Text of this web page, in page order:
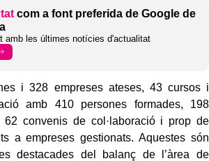
com a font preferida de Google de
amb les últimes notícies d'actualitat
i 328 empreses ateses, 43 cursos i
amb 410 persones formades, 198
62 convenis de col·laboració i prop de
a empreses gestionats. Aquestes són
destacades del balanç de l’àrea de